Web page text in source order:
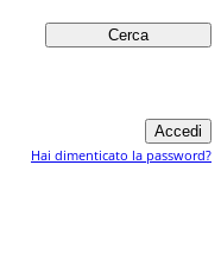
Hai dimenticato la password?